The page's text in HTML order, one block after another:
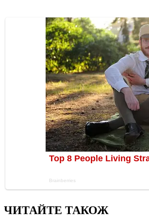
ЧИТАЙТЕ ТАКОЖ